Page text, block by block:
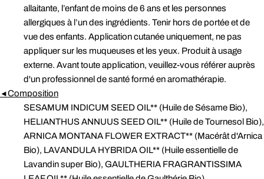
allaitante, l’enfant de moins de 6 ans et les personnes
allergiques à l’un des ingrédients. Tenir hors de portée et de
vue des enfants. Application cutanée uniquement, ne pas
appliquer sur les muqueuses et les yeux. Produit à usage
externe. Avant toute application, veuillez-vous référer auprès
d'un professionnel de santé formé en aromathérapie.
◄Composition
SESAMUM INDICUM SEED OIL** (Huile de Sésame Bio),
HELIANTHUS ANNUUS SEED OIL** (Huile de Tournesol Bio),
ARNICA MONTANA FLOWER EXTRACT** (Macérât d'Arnica
Bio), LAVANDULA HYBRIDA OIL** (Huile essentielle de
Lavandin super Bio), GAULTHERIA FRAGRANTISSIMA